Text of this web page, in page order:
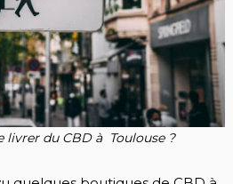
livrer du CBD à Toulouse ?